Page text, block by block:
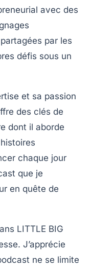
avec des
par les
défis sous un
et sa passion
des clés de
dont il aborde
chaque jour
que je
en quête de
LITTLE BIG
J’apprécie
ne se limite